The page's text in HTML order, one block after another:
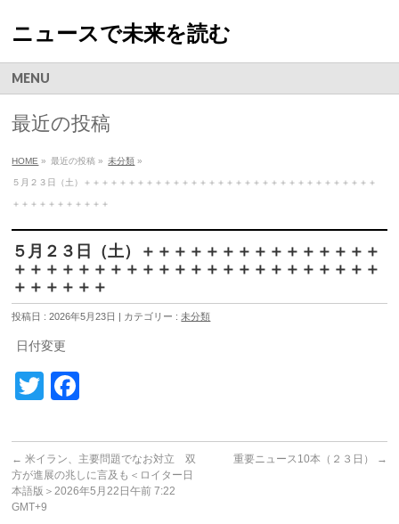
ニュースで未来を読む
MENU
最近の投稿
HOME » 最近の投稿 » 未分類 »
５月２３日（土）＋＋＋＋＋＋＋＋＋＋＋＋＋＋＋＋＋＋＋＋＋＋＋＋＋＋＋＋＋＋＋＋＋
＋＋＋＋＋＋＋＋＋＋＋
５月２３日（土）＋＋＋＋＋＋＋＋＋＋＋＋＋＋＋
＋＋＋＋＋＋＋＋＋＋＋＋＋＋＋＋＋＋＋＋＋＋＋
＋＋＋＋＋＋
投稿日 : 2026年5月23日 | カテゴリー :未分類
日付変更
Twitter
← 米イラン、主要問題でなお対立 双
方が進展の兆しに言及も＜ロイター日
本語版＞2026年5月22日午前 7:22
GMT+9
重要ニュース10本（２３日） →